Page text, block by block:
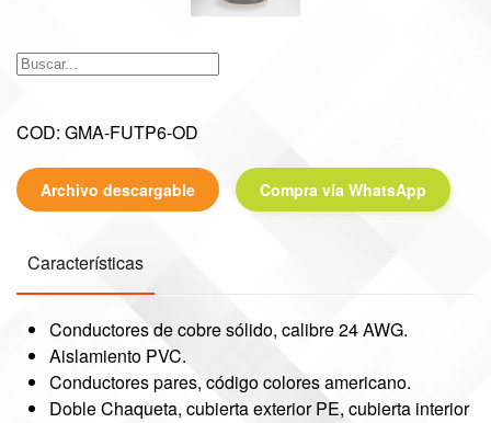
COD: GMA-FUTP6-OD
Archivo descargable Compra vía WhatsApp
Características
Conductores de cobre sólido, calibre 24 AWG.
Aislamiento PVC.
Conductores pares, código colores americano.
Doble Chaqueta, cubierta exterior PE, cubierta interior